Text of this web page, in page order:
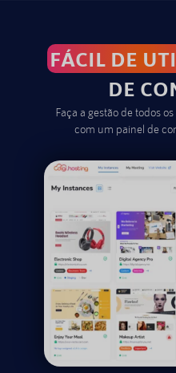
FÁCIL DE
DE
Faça a gestão de todos
com um painel de